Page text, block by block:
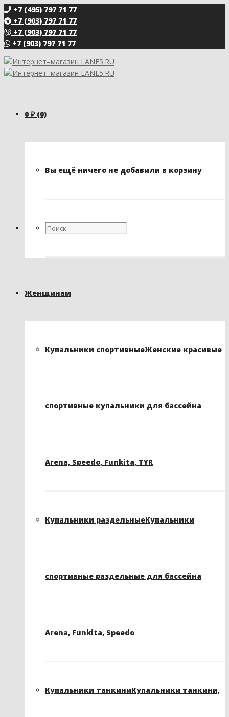
+7 (495) 797 71 77
+7 (903) 797 71 77
+7 (903) 797 71 77
+7 (903) 797 71 77
0 ₽(0)
Вы ещё ничего не добавили в корзину
Женщинам
Купальники спортивныеЖенские красивые
спортивные купальники для бассейна
Arena, Speedo, Funkita, TYR
Купальники раздельныеКупальники
спортивные раздельные для бассейна
Arena, Funkita, Speedo
Купальники танкиниКупальники танкини,